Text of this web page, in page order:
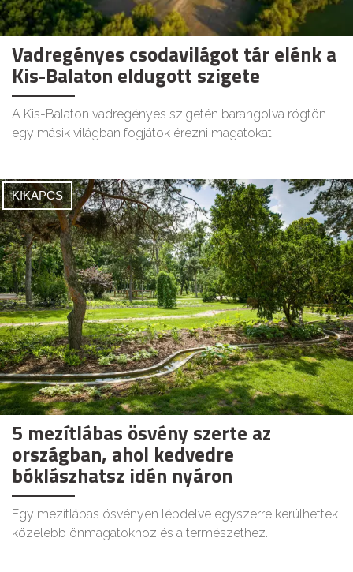
Vadregényes csodavilágot tár elénk a
Kis-Balaton eldugott szigete
A Kis-Balaton vadregényes szigetén barangolva rögtön
egy másik világban fogjátok érezni magatokat.
KIKAPCS
5 mezítlábas ösvény szerte az
országban, ahol kedvedre
bóklászhatsz idén nyáron
Egy mezítlábas ösvényen lépdelve egyszerre kerülhettek
közelebb önmagatokhoz és a természethez.